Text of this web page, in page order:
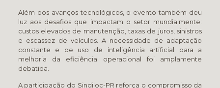
Além dos avanços tecnológicos, o evento também deu
luz aos desafios que impactam o setor mundialmente:
custos elevados de manutenção, taxas de juros, sinistros
e escassez de veículos. A necessidade de adaptação
constante e de uso de inteligência artificial para a
melhoria da eficiência operacional foi amplamente
debatida.
A participação do Sindiloc-PR reforça o compromisso da